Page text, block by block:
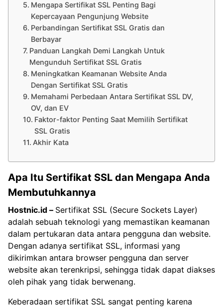
Mengapa Sertifikat SSL Penting Bagi
Kepercayaan Pengunjung Website
Perbandingan Sertifikat SSL Gratis dan
Berbayar
Panduan Langkah Demi Langkah Untuk
Mengunduh Sertifikat SSL Gratis
Meningkatkan Keamanan Website Anda
Dengan Sertifikat SSL Gratis
Memahami Perbedaan Antara Sertifikat SSL DV,
OV, dan EV
Faktor-faktor Penting Saat Memilih Sertifikat
SSL Gratis
Akhir Kata
Apa Itu Sertifikat SSL dan Mengapa Anda
Membutuhkannya
Hostnic.id – Sertifikat SSL (Secure Sockets Layer)
adalah sebuah teknologi yang memastikan keamanan
dalam pertukaran data antara pengguna dan website.
Dengan adanya sertifikat SSL, informasi yang
dikirimkan antara browser pengguna dan server
website akan terenkripsi, sehingga tidak dapat diakses
oleh pihak yang tidak berwenang.
Keberadaan sertifikat SSL sangat penting karena